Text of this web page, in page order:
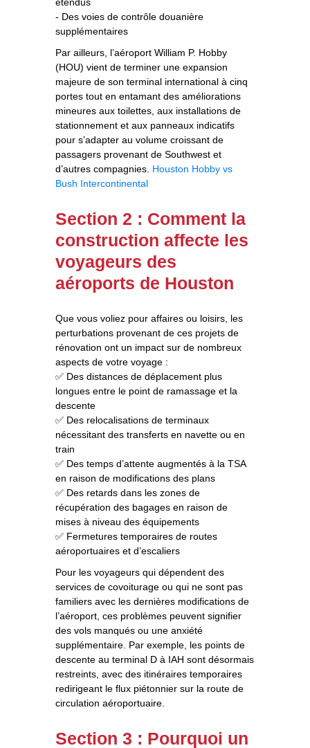
- Des voies de contrôle douanière
supplémentaires
Par ailleurs, l’aéroport William P. Hobby
(HOU) vient de terminer une expansion
majeure de son terminal international à cinq
portes tout en entamant des améliorations
mineures aux toilettes, aux installations de
stationnement et aux panneaux indicatifs
pour s’adapter au volume croissant de
passagers provenant de Southwest et
d’autres compagnies. Houston Hobby vs
Bush Intercontinental
Section 2 : Comment la
construction affecte les
voyageurs des
aéroports de Houston
Que vous voliez pour affaires ou loisirs, les
perturbations provenant de ces projets de
rénovation ont un impact sur de nombreux
aspects de votre voyage :
✅ Des distances de déplacement plus
longues entre le point de ramassage et la
descente
✅ Des relocalisations de terminaux
nécessitant des transferts en navette ou en
train
✅ Des temps d’attente augmentés à la TSA
en raison de modifications des plans
✅ Des retards dans les zones de
récupération des bagages en raison de
mises à niveau des équipements
✅ Fermetures temporaires de routes
aéroportuaires et d’escaliers
Pour les voyageurs qui dépendent des
services de covoiturage ou qui ne sont pas
familiers avec les dernières modifications de
l’aéroport, ces problèmes peuvent signifier
des vols manqués ou une anxiété
supplémentaire. Par exemple, les points de
descente au terminal D à IAH sont désormais
restreints, avec des itinéraires temporaires
redirigeant le flux piétonnier sur la route de
circulation aéroportuaire.
Section 3 : Pourquoi un